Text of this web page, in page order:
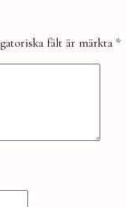
fält är märkta *